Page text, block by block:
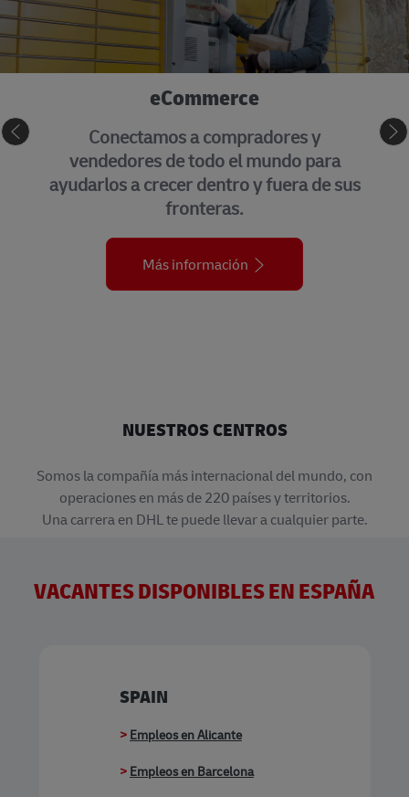
eCommerce
Conectamos a compradores y
vendedores de todo el mundo para
ayudarlos a crecer dentro y fuera de sus
fronteras.
Más información
NUESTROS CENTROS
​​​​​​​Somos la compañía más internacional del mundo, con
operaciones en más de 220 países y territorios.
Una carrera en DHL te puede llevar a cualquier parte.
VACANTES DISPONIBLES EN ESPAÑA
SPAIN
> Empleos en Alicante
> Empleos en Barcelona